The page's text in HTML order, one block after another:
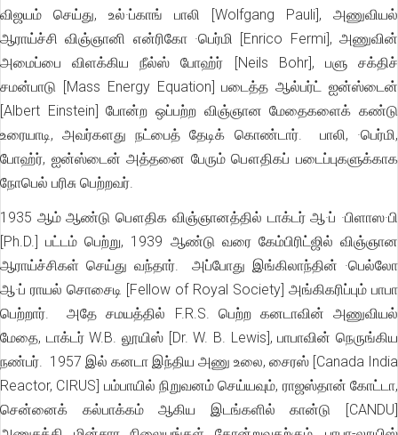
விஜயம் செய்து, உல்·ப்காங் பாலி [Wolfgang Pauli], அணுவியல்
ஆராய்ச்சி விஞ்ஞானி என்ரிகோ ·பெர்மி [Enrico Fermi], அணுவின்
அமைப்பை விளக்கிய நீல்ஸ் போஹ்ர் [Neils Bohr], பளு சக்திச்
சமன்பாடு [Mass Energy Equation] படைத்த ஆல்பர்ட் ஐன்ஸ்டைன்
[Albert Einstein] போன்ற ஒப்பற்ற விஞ்ஞான மேதைகளைக் கண்டு
உரையாடி, அவர்களது நட்பைத் தேடிக் கொண்டார். பாலி, ·பெர்மி,
போஹ்ர், ஐன்ஸ்டைன் அத்தனை பேரும் பௌதிகப் படைப்புகளுக்காக
நோபெல் பரிசு பெற்றவர்.
1935 ஆம் ஆண்டு பௌதிக விஞ்ஞானத்தில் டாக்டர் ஆ·ப் ·பிளாஸ·பி
[Ph.D.] பட்டம் பெற்று, 1939 ஆண்டு வரை கேம்பிரிட்ஜில் விஞ்ஞான
ஆராய்ச்சிகள் செய்து வந்தார். அப்போது இங்கிலாந்தின் ·பெல்லோ
ஆ·ப் ராயல் சொசைடி [Fellow of Royal Society] அங்கிகரிப்பும் பாபா
பெற்றார். அதே சமயத்தில் F.R.S. பெற்ற கனடாவின் அணுவியல்
மேதை, டாக்டர் W.B. லூயிஸ் [Dr. W. B. Lewis], பாபாவின் நெருங்கிய
நண்பர். 1957 இல் கனடா இந்திய அணு உலை, சைரஸ் [Canada India
Reactor, CIRUS] பம்பாயில் நிறுவனம் செய்யவும், ராஜஸ்தான் கோட்டா,
சென்னைக் கல்பாக்கம் ஆகிய இடங்களில் கான்டு [CANDU]